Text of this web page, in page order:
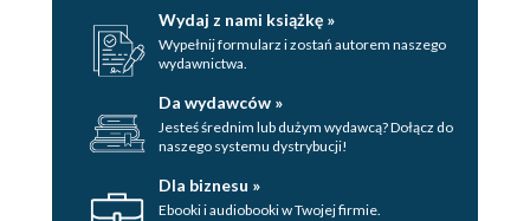
Wydaj z nami książkę »
Wypełnij formularz i zostań autorem naszego
wydawnictwa.
Da wydawców »
Jesteś średnim lub dużym wydawcą? Dołącz do
naszego systemu dystrybucji!
Dla biznesu »
Ebooki i audiobooki w Twojej firmie.